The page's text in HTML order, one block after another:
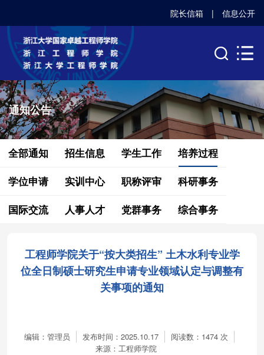
院长信箱 | 信息公开
通知公告
全部通知 招生信息 学生工作
培养过程
学位申请
实训中心 职称评审
科研事务
国际交流
人事人才 党群事务 综合事务
工程师学院关于“按大类招生” 土木水利专业学
位全日制硕士研究生申请专业领域认定与调整有
关事项的通知
编辑：管理员 发布时间：2025.10.17 阅读数： 1474 次
来源：工程师学院